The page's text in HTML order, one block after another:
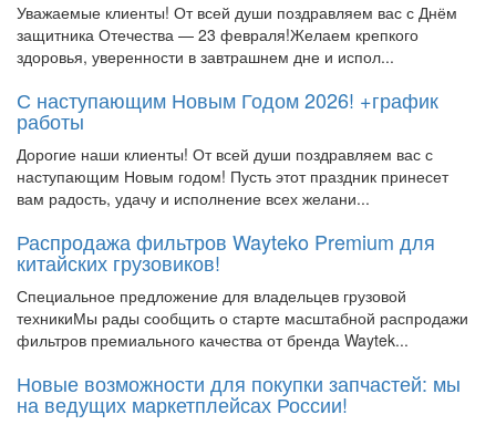
Уважаемые клиенты! От всей души поздравляем вас с Днём
защитника Отечества — 23 февраля!Желаем крепкого
здоровья, уверенности в завтрашнем дне и испол...
С наступающим Новым Годом 2026! +график
работы
Дорогие наши клиенты! От всей души поздравляем вас с
наступающим Новым годом! Пусть этот праздник принесет
вам радость, удачу и исполнение всех желани...
Распродажа фильтров Wayteko Premium для
китайских грузовиков!
Специальное предложение для владельцев грузовой
техникиМы рады сообщить о старте масштабной распродажи
фильтров премиального качества от бренда Waytek...
Новые возможности для покупки запчастей: мы
на ведущих маркетплейсах России!